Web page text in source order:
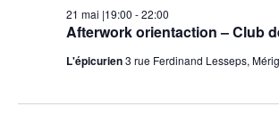
Afterwork orientaction – Club
21 mai |19:00 -22:00
L'épicurien3 rue Ferdinand Lesseps,